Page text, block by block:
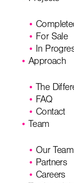
For Sale
In
Approach
The
FAQ
Contact
Team
Our Team
Partners
Careers